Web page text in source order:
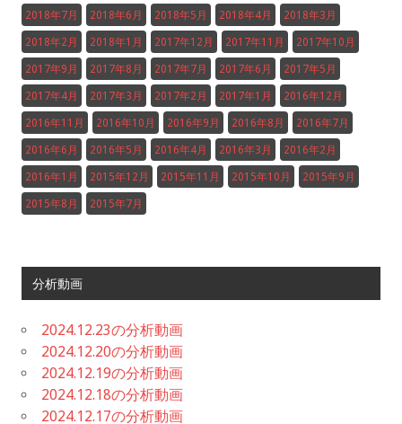
2018年7月 2018年6月 2018年5月 2018年4月 2018年3月
2018年2月 2018年1月 2017年12月 2017年11月 2017年10月
2017年9月 2017年8月 2017年7月 2017年6月 2017年5月
2017年4月 2017年3月 2017年2月 2017年1月 2016年12月
2016年11月 2016年10月 2016年9月 2016年8月 2016年7月
2016年6月 2016年5月 2016年4月 2016年3月 2016年2月
2016年1月 2015年12月 2015年11月 2015年10月 2015年9月
2015年8月 2015年7月
分析動画
2024.12.23の分析動画
2024.12.20の分析動画
2024.12.19の分析動画
2024.12.18の分析動画
2024.12.17の分析動画